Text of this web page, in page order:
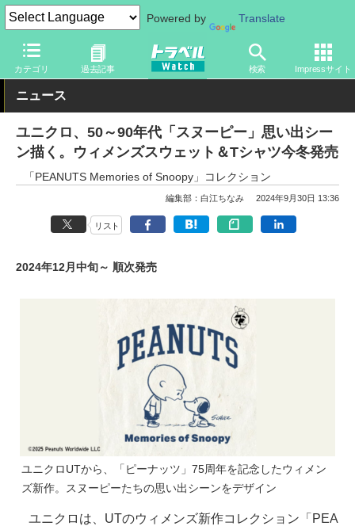
Powered by Translate
カテゴリ 過去記事 検索 Impressサイト
トラベル Watch 旅のアイテム 旅行グッズ 衣類
ニュース
ユニクロ、50～90年代「スヌーピー」思い出シー
ン描く。ウィメンズスウェット＆Tシャツ今冬発売
「PEANUTS Memories of Snoopy」コレクション
編集部：白江ちなみ 2024年9月30日 13:36
リスト
2024年12月中旬～ 順次発売
ユニクロUTから、「ピーナッツ」75周年を記念したウィメン
ズ新作。スヌーピーたちの思い出シーンをデザイン
ユニクロは、UTのウィメンズ新作コレクション「PEA